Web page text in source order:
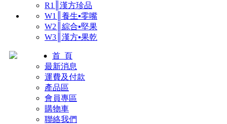
R1║漢方珍品
W1║養生▪零嘴
W2║綜合▪堅果
W3║漢方▪果乾
首 頁
最新消息
運費及付款
產品區
會員專區
購物車
聯絡我們